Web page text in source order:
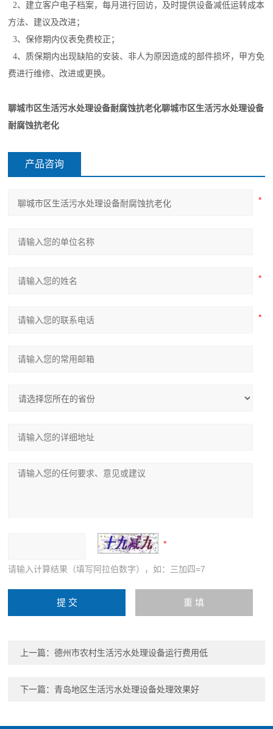
2、建立客户电子档案，每月进行回访，及时提供设备减低运转成本
方法、建议及改进；
3、保修期内仪表免费校正；
4、质保期内出现缺陷的安装、非人为原因造成的部件损坏，甲方免
费进行维修、改进或更换。
聊城市区生活污水处理设备耐腐蚀抗老化聊城市区生活污水处理设备
耐腐蚀抗老化
产品咨询
请输入计算结果（填写阿拉伯数字），如：三加四=7
上一篇：德州市农村生活污水处理设备运行费用低
下一篇：青岛地区生活污水处理设备处理效果好